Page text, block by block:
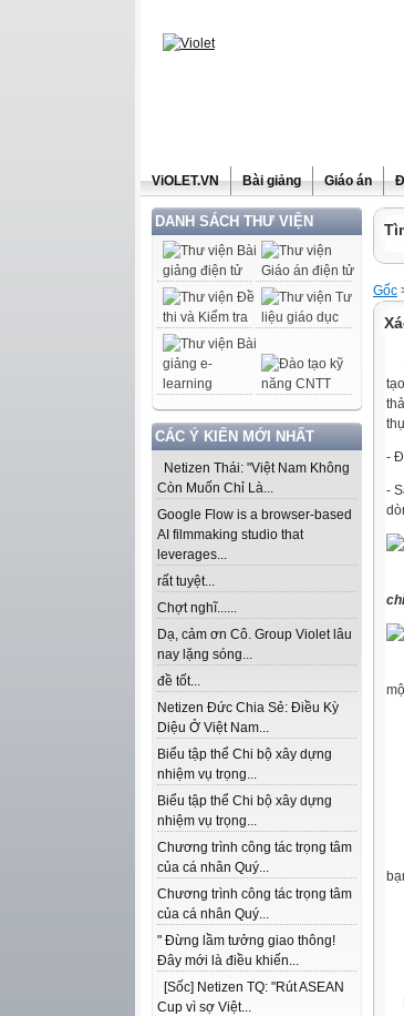
ViOLET.VN Bài giảng Giáo án
DANH SÁCH THƯ VIỆN
CÁC Ý KIẾN MỚI NHẤT
Netizen Thái: "Việt Nam Không
Còn Muốn Chỉ Là...
Google Flow is a browser-based
AI filmmaking studio that
leverages...
rất tuyệt...
Chợt nghĩ......
Dạ, cảm ơn Cô. Group Violet lâu
nay lặng sóng...
đề tốt...
Netizen Đức Chia Sẻ: Điều Kỳ
Diệu Ở Việt Nam...
Biểu tập thể Chi bộ xây dựng
nhiệm vụ trọng...
Biểu tập thể Chi bộ xây dựng
nhiệm vụ trọng...
Chương trình công tác trọng tâm
của cá nhân Quý...
Chương trình công tác trọng tâm
của cá nhân Quý...
" Đừng lầm tưởng giao thông!
Đây mới là điều khiến...
[Sốc] Netizen TQ: "Rút ASEAN
Cup vì sợ Việt...
Gốc
-
-